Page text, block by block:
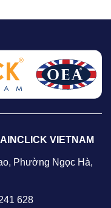
VIETNAM
Phường Ngọc Hà,
628